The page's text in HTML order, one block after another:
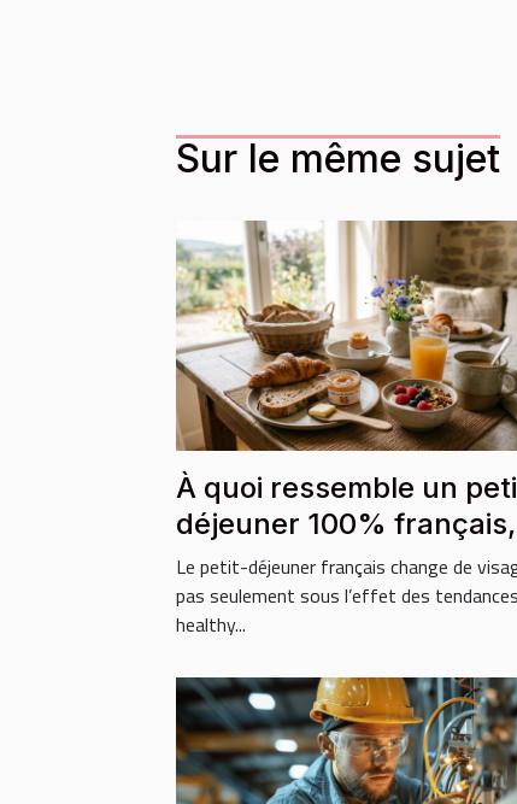
Sur le même sujet
À quoi ressemble un
déjeuner 100% français,
local et bio ?
Le petit-déjeuner français change de
pas seulement sous l’effet des
healthy...